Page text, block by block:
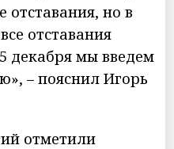
отставания, но в
отставания
декабря мы введем
– пояснил Игорь
отметили